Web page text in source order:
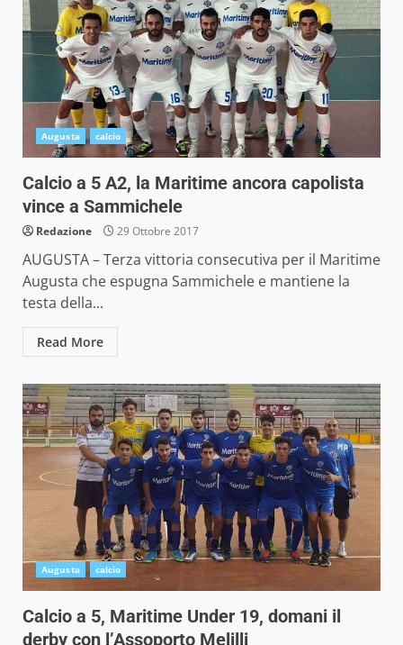
Augusta calcio
Calcio a 5 A2, la Maritime ancora capolista
vince a Sammichele
Redazione 29 Ottobre 2017
AUGUSTA – Terza vittoria consecutiva per il Maritime
Augusta che espugna Sammichele e mantiene la
testa della...
Read More
Augusta calcio
Calcio a 5, Maritime Under 19, domani il
derby con l’Assoporto Melilli